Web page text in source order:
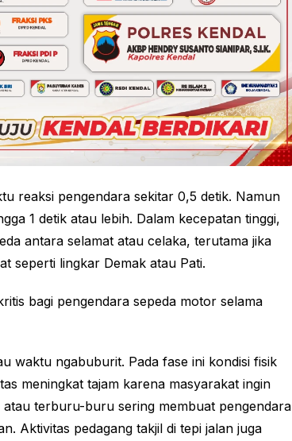
reaksi pengendara sekitar 0,5 detik. Namun
1 detik atau lebih. Dalam kecepatan tinggi,
antara selamat atau celaka, terutama jika
seperti lingkar Demak atau Pati.
bagi pengendara sepeda motor selama
waktu ngabuburit. Pada fase ini kondisi fisik
meningkat tajam karena masyarakat ingin
atau terburu-buru sering membuat pengendara
Aktivitas pedagang takjil di tepi jalan juga